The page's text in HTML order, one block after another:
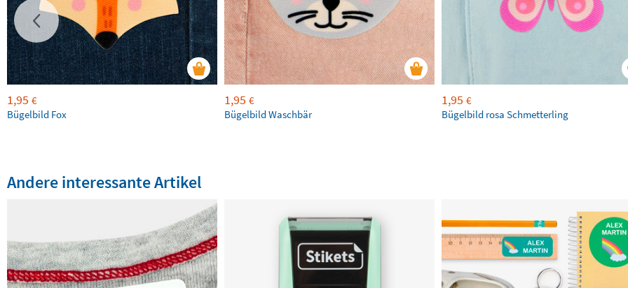
1,95 €
Bügelbild Fox
1,95 €
Bügelbild Waschbär
1,95 €
Bügelbild rosa Schmetterling
Andere interessante Artikel